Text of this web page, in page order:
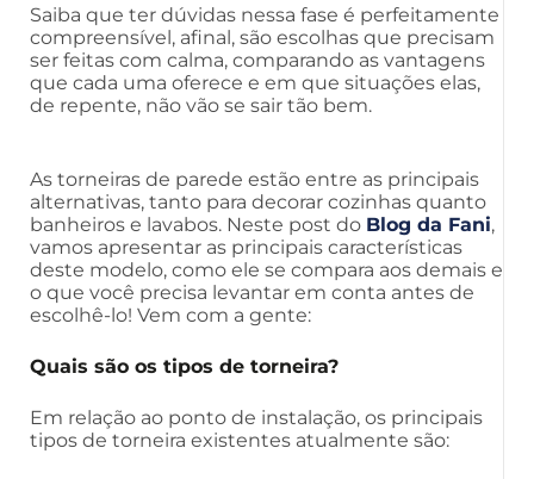
Saiba que ter dúvidas nessa fase é perfeitamente
compreensível, afinal, são escolhas que precisam
ser feitas com calma, comparando as vantagens
que cada uma oferece e em que situações elas,
de repente, não vão se sair tão bem.
As torneiras de parede estão entre as principais
alternativas, tanto para decorar cozinhas quanto
banheiros e lavabos. Neste post do Blog da Fani,
vamos apresentar as principais características
deste modelo, como ele se compara aos demais e
o que você precisa levantar em conta antes de
escolhê-lo! Vem com a gente:
Quais são os tipos de torneira?
Em relação ao ponto de instalação, os principais
tipos de torneira existentes atualmente são: